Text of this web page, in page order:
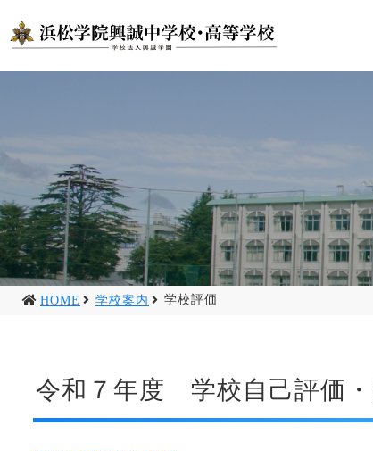
HOME 学校案内 学校評価
令和７年度 学校自己評価・